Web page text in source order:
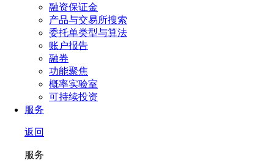
融资保证金
产品与交易所搜索
委托单类型与算法
账户报告
融券
功能聚焦
概率实验室
可持续投资
服务
返回
服务